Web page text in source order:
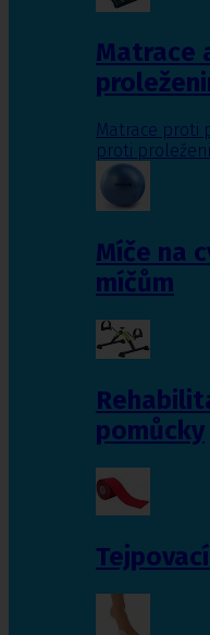
Matrace
Matrace proti
proti
Míče na
míčům
pomůcky